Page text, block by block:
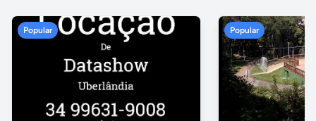
Popular Popular